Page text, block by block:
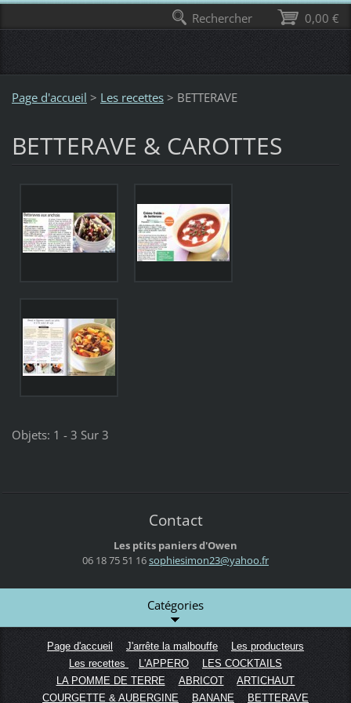
Page d'accueil > Les recettes > BETTERAVE
BETTERAVE & CAROTTES
Objets: 1 - 3 Sur 3
Contact
Les ptits paniers d'Owen
06 18 75 51 16sophiesimon23@yahoo.fr
Catégories
Page d'accueil J'arrête la malbouffe
Les producteurs
Les recettes
L'APPERO
LES COCKTAILS
LA POMME DE TERRE
ABRICOT
ARTICHAUT
COURGETTE & AUBERGINE
BANANE BETTERAVE
0,00 €
Rechercher